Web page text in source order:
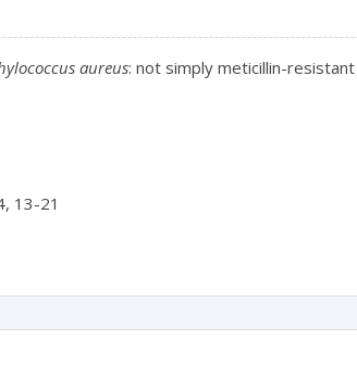
aureus: not simply meticillin-resistant